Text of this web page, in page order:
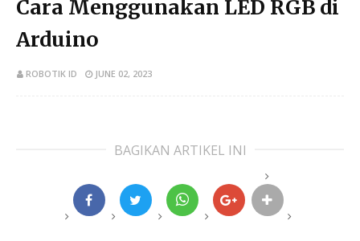
Cara Menggunakan LED RGB di
Arduino
ROBOTIK ID JUNE 02, 2023
BAGIKAN ARTIKEL INI